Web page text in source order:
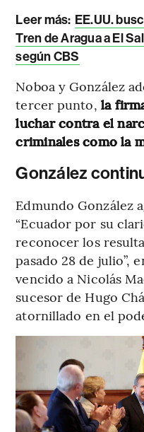
Leer más: EE.UU.
Tren de Aragua a El
según CBS
Noboa y González
tercer punto, la
luchar contra el
criminales como la
González
Edmundo González
“Ecuador por su
reconocer los
pasado 28 de julio”,
vencido a Nicolás
sucesor de Hugo
atornillado en el